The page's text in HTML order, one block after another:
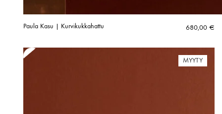
Paula Kasu | Kurvikukkahattu 680,00 €
MYYTY